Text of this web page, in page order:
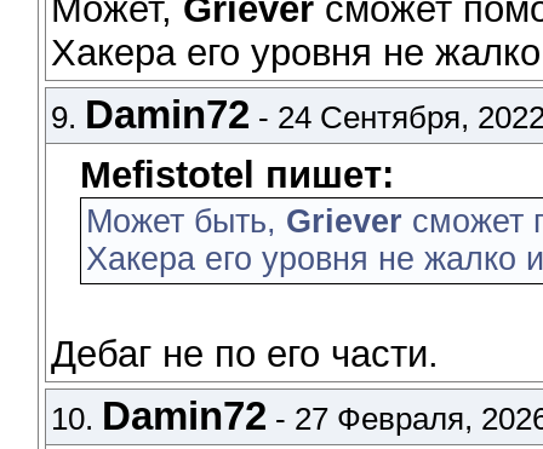
Может, Griever сможет
Хакера его уровня не
9. Damin72 - 24 Сентября,
Mefistotel пишет:
Может быть, Griever сможет
Хакера его уровня не жалко
Дебаг не по его части.
10. Damin72 - 27 Февраля,